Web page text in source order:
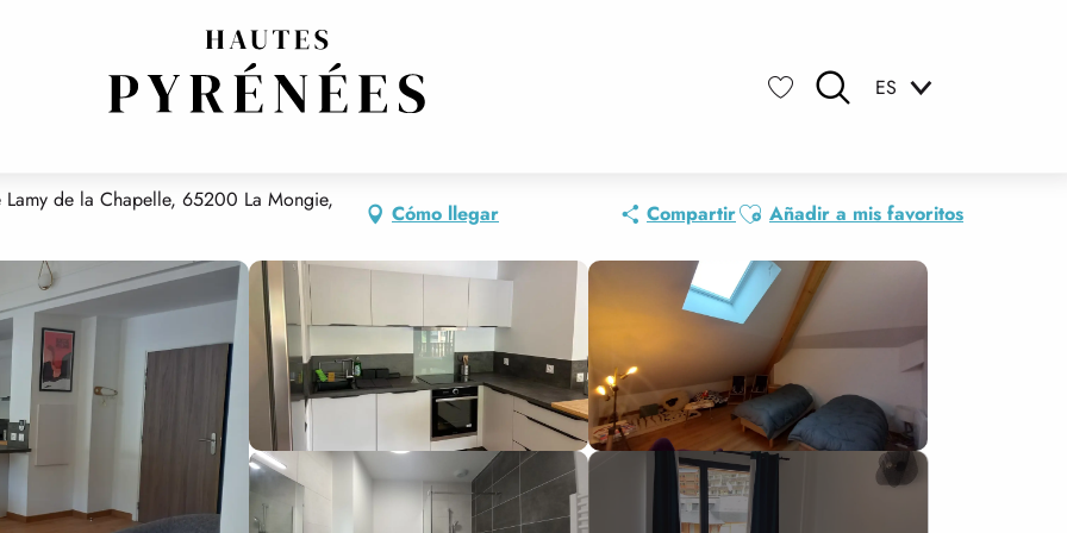
ES
Lamy de la Chapelle, 65200 La Mongie,
Cómo llegar CompartirAjouter aux favoris
Añadir a mis favoritos